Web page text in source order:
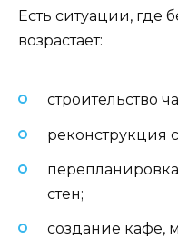
Есть ситуации, где
возрастает:
строительство
реконструкция
стен;
создание кафе,